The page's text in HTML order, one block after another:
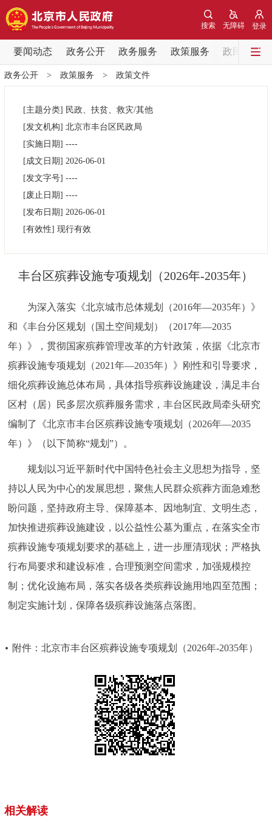
登录
无障碍
搜索
要闻动态 政务公开 政务服务 政策服务 政民互动
要闻动态
党中央精神 国务院信息
北京要闻 会议信息
政务公开
市领导
政策兑现 政策解读 回应关切
个人服务 法人服务 部门服务
便民服务 利企服务 投资项目
中介服务 阳光政务
12345网上接诉即办 我要咨询 我要建议
参与调查 图说互动
走进北京
北京概况 十六区概览 人文北京
多语种
한국어
FRANÇAIS
العربية
政务公开> 政策服务 > 政策文件
[主题分类] 民政、扶贫、救灾/其他
[发文机构] 北京市丰台区民政局
[实施日期] ----
[成文日期] 2026-06-01
[发文字号] ----
[废止日期] ----
[发布日期] 2026-06-01
[有效性] 现行有效
丰台区殡葬设施专项规划（2026年-2035年）
为深入落实《北京城市总体规划（2016年—2035年）》
和《丰台分区规划（国土空间规划）（2017年—2035
年）》，贯彻国家殡葬管理改革的方针政策，依据《北京市
殡葬设施专项规划（2021年—2035年）》刚性和引导要求，
细化殡葬设施总体布局，具体指导殡葬设施建设，满足丰台
区村（居）民多层次殡葬服务需求，丰台区民政局牵头研究
编制了《北京市丰台区殡葬设施专项规划（2026年—2035
年）》（以下简称“规划”）。
规划以习近平新时代中国特色社会主义思想为指导，坚
持以人民为中心的发展思想，聚焦人民群众殡葬方面急难愁
盼问题，坚持政府主导、保障基本、因地制宜、文明生态，
加快推进殡葬设施建设，以公益性公墓为重点，在落实全市
殡葬设施专项规划要求的基础上，进一步厘清现状；严格执
行布局要求和建设标准，合理预测空间需求，加强规模控
制；优化设施布局，落实各级各类殡葬设施用地四至范围；
制定实施计划，保障各级殡葬设施落点落图。
附件：北京市丰台区殡葬设施专项规划（2026年-2035年）
相关解读